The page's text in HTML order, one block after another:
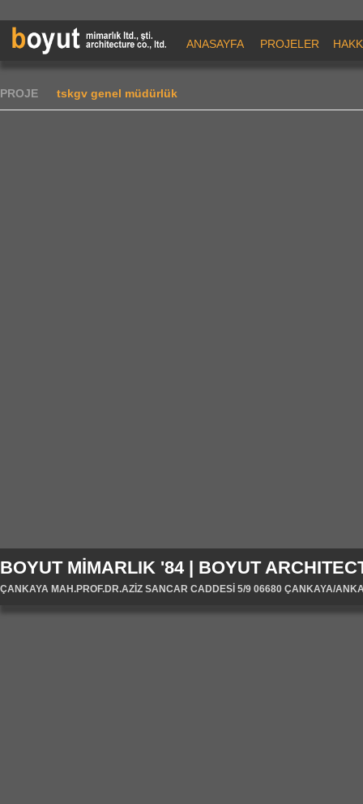
ANASAYFA PROJELER
PROJE tskgv genel müdürlük
BOYUT MİMARLIK '84 | BOYUT
ÇANKAYA MAH.PROF.DR.AZİZ SANCAR CADDESİ 5/9 06680 ÇANKAYA/